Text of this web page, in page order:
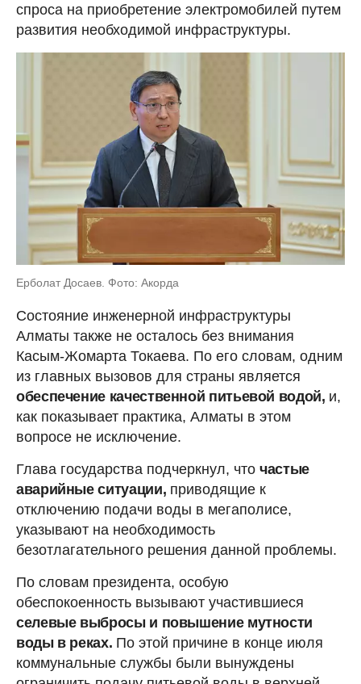
спроса на приобретение электромобилей путем
развития необходимой инфраструктуры.
Ерболат Досаев. Фото: Акорда
Состояние инженерной инфраструктуры
Алматы также не осталось без внимания
Касым-Жомарта Токаева. По его словам, одним
из главных вызовов для страны является
обеспечение качественной питьевой водой, и,
как показывает практика, Алматы в этом
вопросе не исключение.
Глава государства подчеркнул, что частые
аварийные ситуации, приводящие к
отключению подачи воды в мегаполисе,
указывают на необходимость
безотлагательного решения данной проблемы.
По словам президента, особую
обеспокоенность вызывают участившиеся
селевые выбросы и повышение мутности
воды в реках. По этой причине в конце июля
коммунальные службы были вынуждены